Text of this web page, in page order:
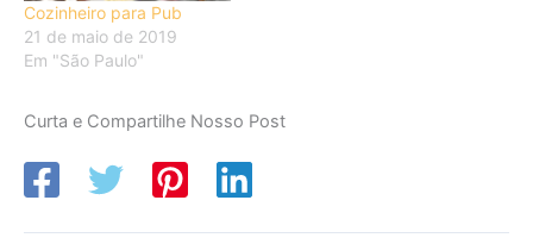
Cozinheiro para Pub
21 de maio de 2019
Em "São Paulo"
Curta e Compartilhe Nosso Post